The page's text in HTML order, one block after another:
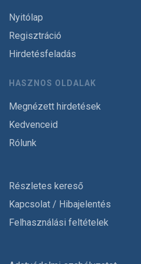
Nyitólap
Regisztráció
Hirdetésfeladás
HASZNOS OLDALAK
Megnézett hirdetések
Kedvenceid
Rólunk
Részletes kereső
Kapcsolat / Hibajelentés
Felhasználási feltételek